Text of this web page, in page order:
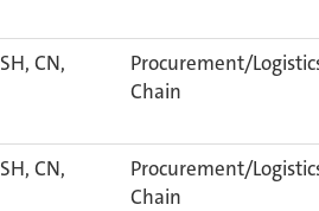
CN,
Procurement/
Chain
CN,
Procurement/
Chain